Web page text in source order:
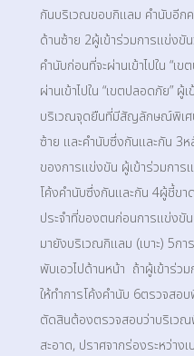
กันบริเวณขอบกิแลม คำนับอีก
ด้านซ้าย 2ผู้เข้าร่วมการแข่งขั
คำนับก่อนที่จะผ่านเข้าไปใน “เ
ผ่านเข้าไปใน “เขตปลอดภัย”
บริเวณจุดยืนที่มีสัญลักษณ์พิเศ
ซ้าย และคำนับซึ่งกันและกัน 3
ของการแข่งขัน ผู้เข้าร่วมการ
โค้งคำนับซึ่งกันและกัน 4ผู้ชี้ข
ประจำที่ของตนก่อนการแข่งขั
มายังบริเวณกิแลม (เบาะ) 5ก
พับเอวไปด้านหน้า ถ้าผู้เข้าร่ว
ให้ทำการโค้งคำนับ 6ตรวจส
ตัดสินต้องตรวจสอบว่าบริเวณ
สะอาด, ปราศจากร่องระหว่าง